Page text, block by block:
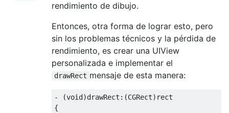
rendimiento de dibujo.
Entonces, otra forma de lograr esto, pero
sin los problemas técnicos y la pérdida de
rendimiento, es crear una UIView
personalizada e implementar el
drawRect mensaje de esta manera:
- (void )drawRect :(CGRect)
{